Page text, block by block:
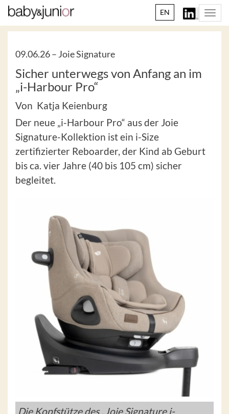
EN
09.06.26 – Joie Signature
Sicher unterwegs von Anfang an im
„i-Harbour Pro“
Von Katja Keienburg
Der neue „i-Harbour Pro“ aus der Joie
Signature-Kollektion ist ein i-Size
zertifizierter Reboarder, der Kind ab Geburt
bis ca. vier Jahre (40 bis 105 cm) sicher
begleitet.
Die Kopfstütze des „Joie Signature i-